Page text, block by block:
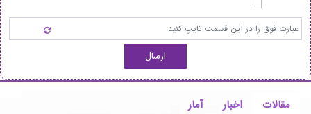
ارسال
مقالات اخبار آمار